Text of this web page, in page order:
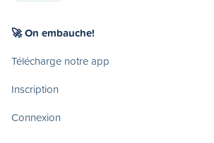
🚀 On embauche!
Télécharge notre app
Inscription
Connexion